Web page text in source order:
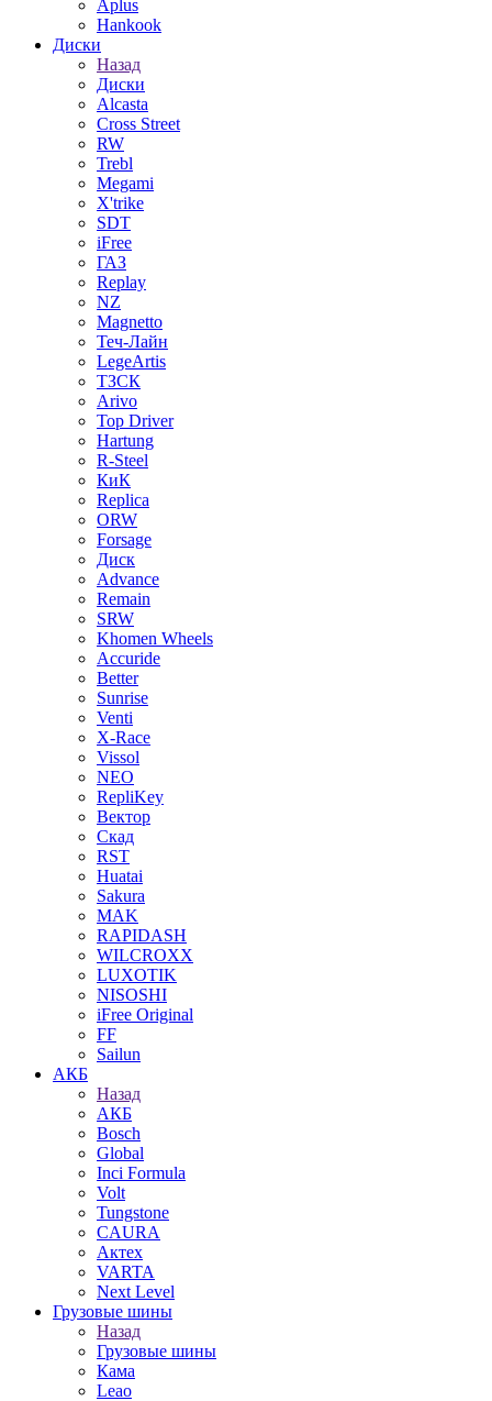
Aplus
Hankook
Диски
Назад
Диски
Alcasta
Cross Street
RW
Trebl
Megami
X'trike
SDT
iFree
ГАЗ
Replay
NZ
Magnetto
Теч-Лайн
LegeArtis
ТЗСК
Arivo
Top Driver
Hartung
R-Steel
КиК
Replica
ORW
Forsage
Диск
Advance
Remain
SRW
Khomen Wheels
Accuride
Better
Sunrise
Venti
X-Race
Vissol
NEO
RepliKey
Вектор
Скад
RST
Huatai
Sakura
MAK
RAPIDASH
WILCROXX
LUXOTIK
NISOSHI
iFree Original
FF
Sailun
АКБ
Назад
АКБ
Bosch
Global
Inci Formula
Volt
Tungstone
CAURA
Актех
VARTA
Next Level
Грузовые шины
Назад
Грузовые шины
Кама
Leao